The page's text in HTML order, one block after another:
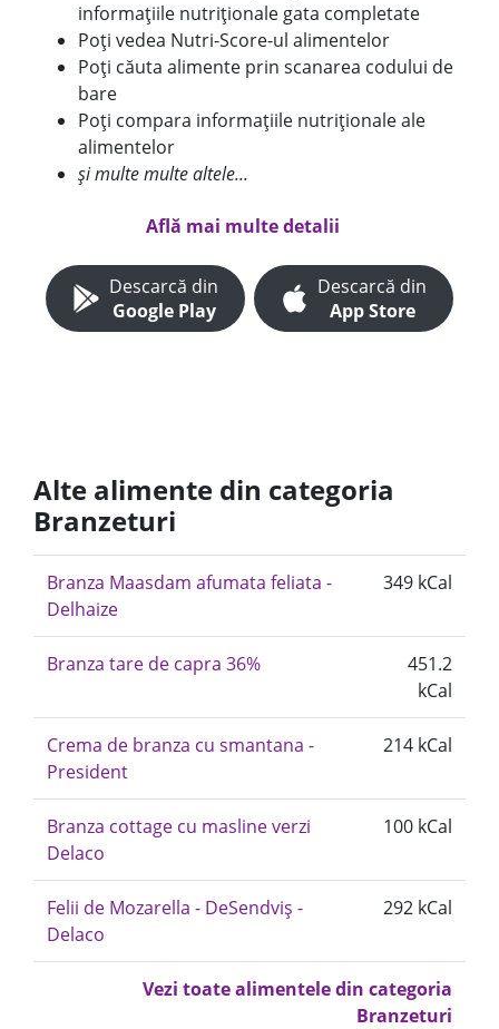
informațiile nutriționale gata completate
Poți vedea Nutri-Score-ul alimentelor
Poți căuta alimente prin scanarea codului de
bare
Poți compara informațiile nutriționale ale
alimentelor
și multe multe altele...
Află mai multe detalii
Descarcă din
Google Play
Descarcă din
App Store
Alte alimente din categoria
Branzeturi
Branza Maasdam afumata feliata -
Delhaize
349 kCal
Branza tare de capra 36%
451.2
kCal
Crema de branza cu smantana -
President
214 kCal
Branza cottage cu masline verzi
Delaco
100 kCal
Felii de Mozarella - DeSendviș -
Delaco
292 kCal
Vezi toate alimentele din categoria
Branzeturi